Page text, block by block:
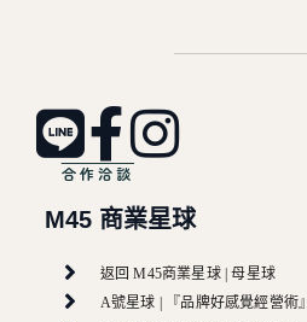
合作洽談
M45 商業星球
返回 M45商業星球 | 母星球
A號星球 | 『品牌好感覺經營術』